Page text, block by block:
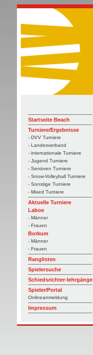
Startseite Beach
Turniere/Ergebnisse
- DVV Turniere
- Landesverband
- internationale Turniere
- Jugend Turniere
- Senioren Turniere
- Snow-Volleyball Turniere
- Sonstige Turniere
- Mixed Turniere
Aktuelle Turniere
Laboe
- Männer
- Frauen
Borkum
- Männer
- Frauen
Ranglisten
Spielersuche
Schiedsrichter-lehrgänge
Spieler/Portal
Onlineanmeldung
Impressum